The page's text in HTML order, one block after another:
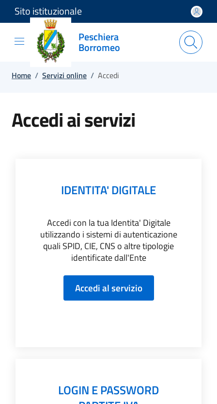
Salta e vai al contenuto
Salta e vai al footer
Sito istituzionale
Peschiera
Borromeo
Home / Servizi online / Accedi
Accedi ai servizi
IDENTITA' DIGITALE
Accedi con la tua Identita' Digitale
utilizzando i sistemi di autenticazione
quali SPID, CIE, CNS o altre tipologie
identificate dall'Ente
LOGIN E PASSWORD